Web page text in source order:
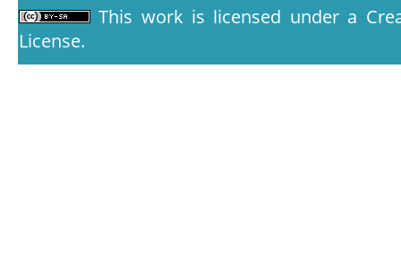
This work is licensed under a
License.